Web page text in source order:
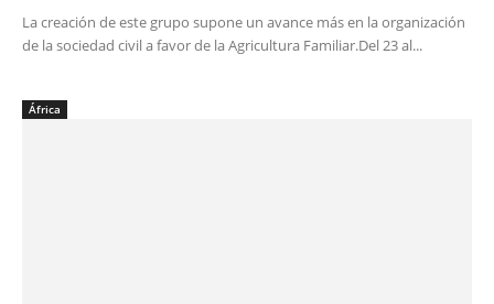
La creación de este grupo supone un avance más en la organización
de la sociedad civil a favor de la Agricultura Familiar.Del 23 al...
África